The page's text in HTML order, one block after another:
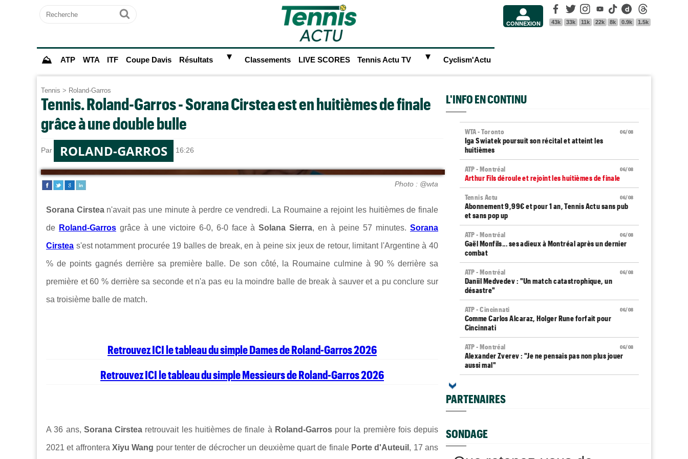
Recherche
Ok CONNEXION
Facebook
43k
Twitter
33k
Instagram
11k
Youtube
22k
Tik Tok
8k
Dailymotion
0.9k 1.5k
⛰ ATP WTA ITF Coupe Davis Résultats ► Classements LIVE SCORES Tennis Actu TV ► Cyclism'Actu
Tennis > Roland-Garros
Tennis. Roland-Garros - Sorana Cirstea est en huitièmes de finale
grâce à une double bulle
Par Sebastien CLAUDEle 29/05/2026 à 16:26
ROLAND-GARROS
Photo : @wta
Sorana Cirstean'avait pas une minute à perdre ce vendredi. La Roumaine a rejoint les huitièmes de finale
de Roland-Garrosgrâce à une victoire 6-0, 6-0 face àSolana Sierra, en à peine 57 minutes.Sorana
Cirstea s'est notamment procurée 19 balles de break, en à peine six jeux de retour, limitant l'Argentine à 40
% de points gagnés derrière sa première balle. De son côté, la Roumaine culmine à 90 % derrière sa
première et 60 % derrière sa seconde et n'a pas eu la moindre balle de break à sauver et a pu conclure sur
sa troisième balle de match.
Retrouvez ICI le tableau du simple Dames de Roland-Garros 2026
Retrouvez ICI le tableau du simple Messieurs de Roland-Garros 2026
A 36 ans, Sorana Cirstea retrouvait les huitièmes de finale à Roland-Garros pour la première fois depuis
2021 et affronteraXiyu Wang pour tenter de décrocher un deuxième quart de finale Porte d'Auteuil , 17 ans
L'INFO EN CONTINU
06/08
WTA - Toronto
Iga Swiatek poursuit son récital et atteint les
huitièmes
06/08
ATP - Montréal
Arthur Fils déroule et rejoint les huitièmes de finale
06/08
Tennis Actu
Abonnement 9,99€ et pour 1 an, Tennis Actu sans pub
et sans pop up
06/08
ATP - Montréal
Gaël Monfils... ses adieux à Montréal après un dernier
combat
06/08
ATP - Montréal
Daniil Medvedev : "Un match catastrophique, un
désastre"
06/08
ATP - Cincinnati
Comme Carlos Alcaraz, Holger Rune forfait pour
Cincinnati
06/08
ATP - Montréal
Alexander Zverev : "Je ne pensais pas non plus jouer
aussi mal"
mais..."
Auger-Aliassime, forfait : "Une douleur au niveau du
dos"
PARTENAIRES
SONDAGE